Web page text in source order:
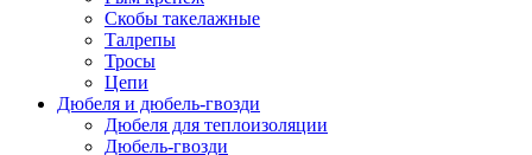
Скобы такелажные
Талрепы
Тросы
Цепи
Дюбеля и дюбель-гвозди
Дюбеля для теплоизоляции
Дюбель-гвозди